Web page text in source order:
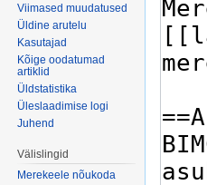
Viimased muudatused
Üldine arutelu
Kasutajad
Kõige oodatumad
artiklid
Üldstatistika
Üleslaadimise logi
Juhend
Välislingid
Merekeele nõukoda